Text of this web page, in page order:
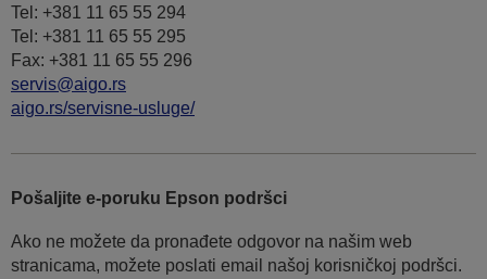
Tel: +381 11 65 55 294
Tel: +381 11 65 55 295
Fax: +381 11 65 55 296
servis@aigo.rs
aigo.rs/servisne-usluge/
Pošaljite e-poruku Epson podršci
Ako ne možete da pronađete odgovor na našim web
stranicama, možete poslati email našoj korisničkoj podršci.